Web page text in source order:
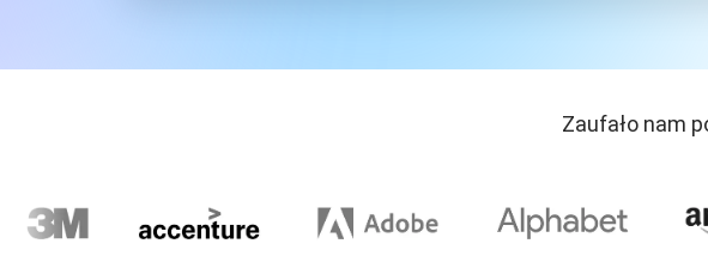
Zaufało nam